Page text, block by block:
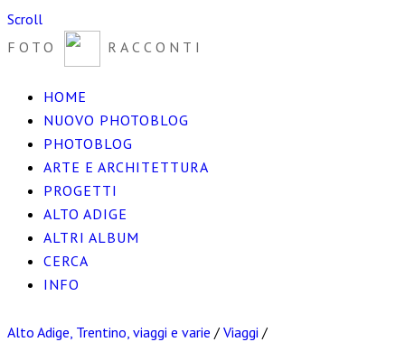
Scroll
FOTO
RACCONTI
HOME
NUOVO PHOTOBLOG
PHOTOBLOG
ARTE E ARCHITETTURA
PROGETTI
ALTO ADIGE
ALTRI ALBUM
CERCA
INFO
Alto Adige, Trentino, viaggi e varie / Viaggi /